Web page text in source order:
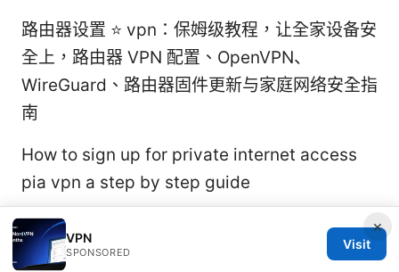
路由器设置 ⭐ vpn：保姆级教程，让全家设备安
全上，路由器 VPN 配置、OpenVPN、
WireGuard、路由器固件更新与家庭网络安全指
南
How to sign up for private internet access
pia vpn a step by step guide
×
VPN
SPONSORED
Visit